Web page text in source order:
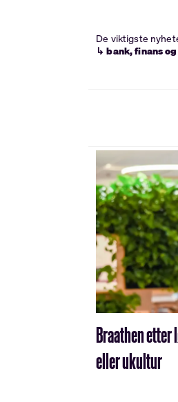
De viktigste
↳ bank, finans
Braathen
eller ukultur